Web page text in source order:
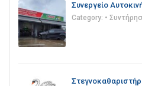
Συνεργείο
Category: •